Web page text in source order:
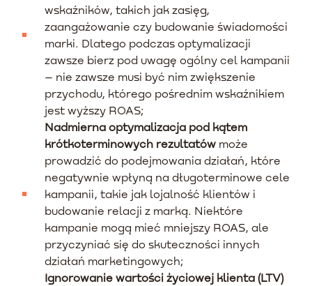
wskaźników, takich jak zasięg,
zaangażowanie czy budowanie świadomości
marki. Dlatego podczas optymalizacji
zawsze bierz pod uwagę ogólny cel kampanii
– nie zawsze musi być nim zwiększenie
przychodu, którego pośrednim wskaźnikiem
jest wyższy ROAS;
Nadmierna optymalizacja pod kątem
krótkoterminowych rezultatów może
prowadzić do podejmowania działań, które
negatywnie wpłyną na długoterminowe cele
kampanii, takie jak lojalność klientów i
budowanie relacji z marką. Niektóre
kampanie mogą mieć mniejszy ROAS, ale
przyczyniać się do skuteczności innych
działań marketingowych;
Ignorowanie wartości życiowej klienta (LTV)